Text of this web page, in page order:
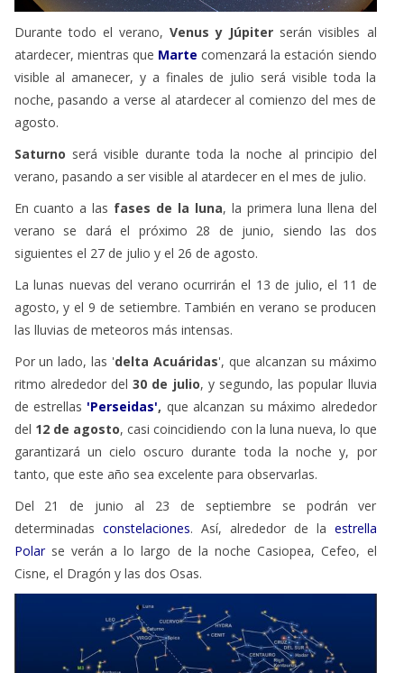
Durante todo el verano, Venus y Júpiter serán visibles al
atardecer, mientras que Marte comenzará la estación siendo
visible al amanecer, y a finales de julio será visible toda la
noche, pasando a verse al atardecer al comienzo del mes de
agosto.
Saturno será visible durante toda la noche al principio del
verano, pasando a ser visible al atardecer en el mes de julio.
En cuanto a las fases de la luna, la primera luna llena del
verano se dará el próximo 28 de junio, siendo las dos
siguientes el 27 de julio y el 26 de agosto.
La lunas nuevas del verano ocurrirán el 13 de julio, el 11 de
agosto, y el 9 de setiembre. También en verano se producen
las lluvias de meteoros más intensas.
Por un lado, las 'delta Acuáridas', que alcanzan su máximo
ritmo alrededor del30 de julio, y segundo, las popular lluvia
de estrellas 'Perseidas', que alcanzan su máximo alrededor
del 12 de agosto, casi coincidiendo con la luna nueva, lo que
garantizará un cielo oscuro durante toda la noche y, por
tanto, que este año sea excelente para observarlas.
Del 21 de junio al 23 de septiembre se podrán ver
determinadas constelaciones. Así, alrededor de la estrella
Polarse verán a lo largo de la noche Casiopea, Cefeo, el
Cisne, el Dragón y las dos Osas.